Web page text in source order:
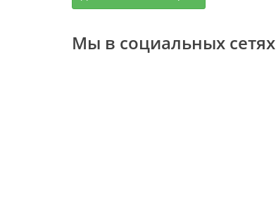
Мы в социальных сетях